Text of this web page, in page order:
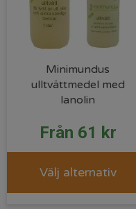
Minimundus
ulltvättmedel med
lanolin
Från 61 kr
Välj alternativ